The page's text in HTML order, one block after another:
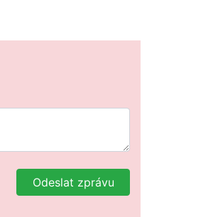
Odeslat zprávu